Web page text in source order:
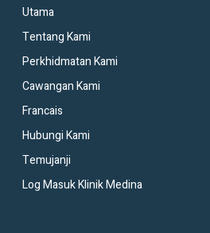
Utama
Tentang Kami
Perkhidmatan Kami
Cawangan Kami
Francais
Hubungi Kami
Temujanji
Log Masuk Klinik Medina